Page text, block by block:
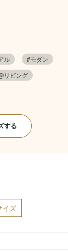
ル
#モダン
リビング
する
イズ